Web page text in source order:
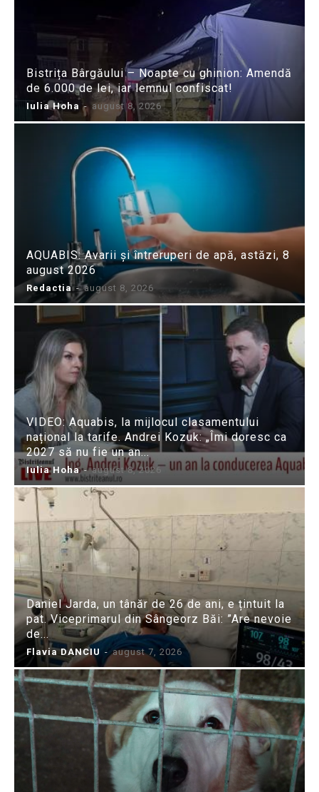
Bistrița Bârgăului – Noapte cu ghinion: Amendă
de 6.000 de lei, iar lemnul confiscat!
Iulia Hoha - august 8, 2026
AQUABIS: Avarii și întreruperi de apă, astăzi, 8
august 2026
Redactia - august 8, 2026
VIDEO: Aquabis, la mijlocul clasamentului
național la tarife. Andrei Kozuk: „Îmi doresc ca
2027 să nu fie un an...
Iulia Hoha - august 8, 2026
Daniel Jarda, un tânăr de 26 de ani, e țintuit la
pat. Viceprimarul din Sângeorz Băi: ”Are nevoie
de...
Flavia DANCIU - august 7, 2026